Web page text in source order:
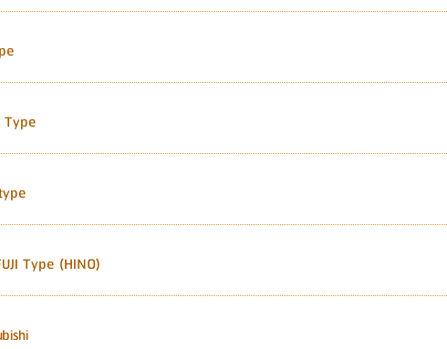
Type (HINO)